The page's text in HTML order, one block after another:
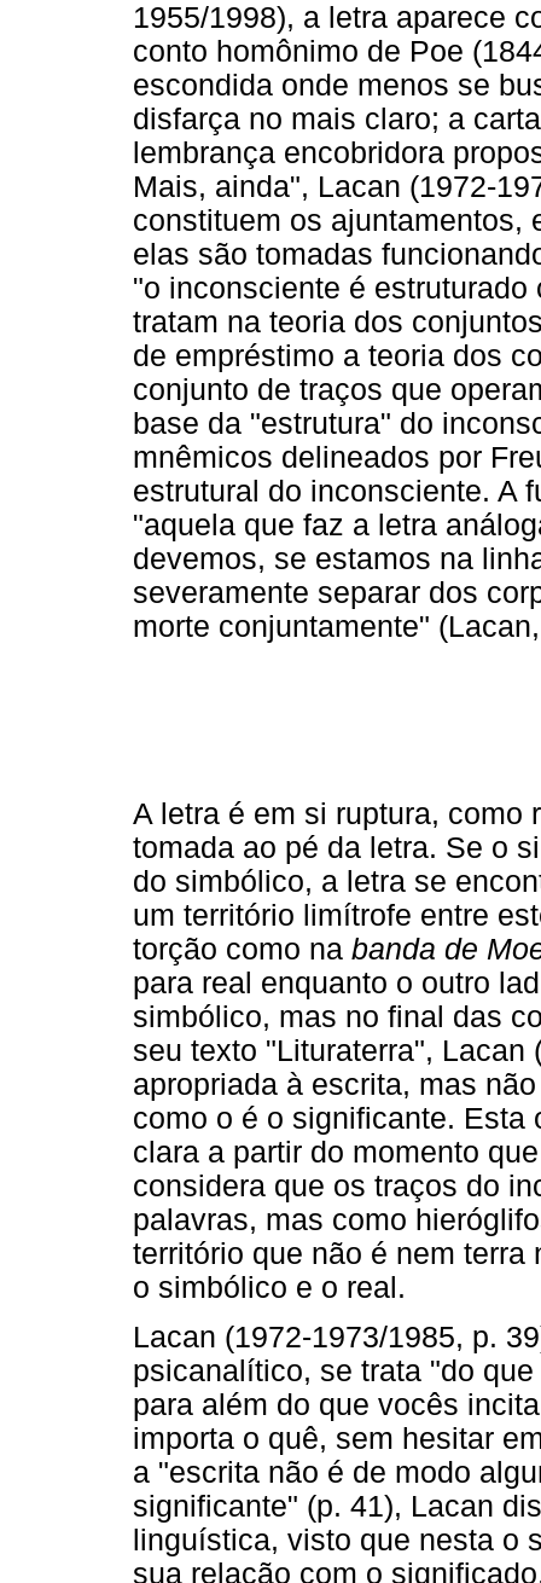
1955/1998), a letra aparece
conto homônimo de Poe
escondida onde menos se
disfarça no mais claro; a
lembrança encobridora
Mais, ainda", Lacan (1972-
constituem os ajuntamentos,
elas são tomadas
"o inconsciente é
tratam na teoria dos
de empréstimo a teoria dos
conjunto de traços que
base da "estrutura" do
mnêmicos delineados por
estrutural do inconsciente. A
"aquela que faz a letra
devemos, se estamos na
severamente separar dos
morte conjuntamente"
A letra é em si ruptura, como
tomada ao pé da letra. Se o
do simbólico, a letra se
um território limítrofe entre
torção como na banda de
para real enquanto o outro
simbólico, mas no final das
seu texto "Lituraterra", Lacan
apropriada à escrita, mas
como o é o significante. Esta
clara a partir do momento
considera que os traços do
palavras, mas como
território que não é nem terra
o simbólico e o real.
Lacan (1972-1973/1985, p.
psicanalítico, se trata "do
para além do que vocês
importa o quê, sem hesitar
a "escrita não é de modo
significante" (p. 41), Lacan
linguística, visto que nesta o
sua relação com o